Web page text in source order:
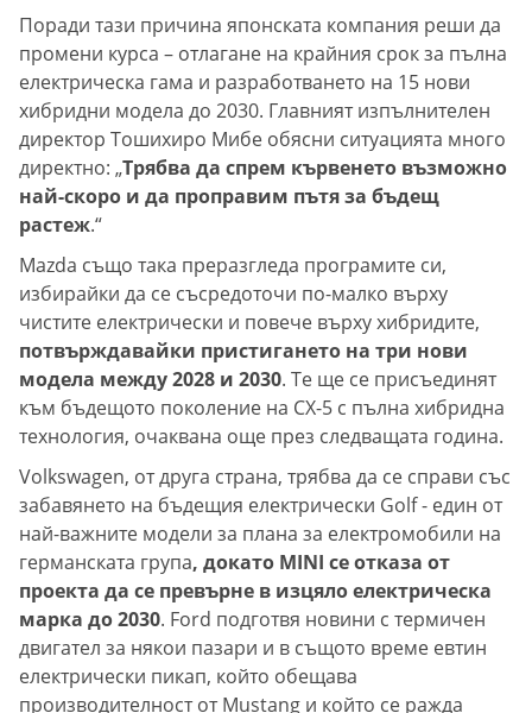
Поради тази причина японската компания реши да
промени курса – отлагане на крайния срок за пълна
електрическа гама и разработването на 15 нови
хибридни модела до 2030. Главният изпълнителен
директор Тошихиро Мибе обясни ситуацията много
директно: „Трябва да спрем кървенето възможно
най-скоро и да проправим пътя за бъдещ
растеж.“
Mazda също така преразгледа програмите си,
избирайки да се съсредоточи по-малко върху
чистите електрически и повече върху хибридите,
потвърждавайки пристигането на три нови
модела между 2028 и 2030. Те ще се присъединят
към бъдещото поколение на CX-5 с пълна хибридна
технология, очаквана още през следващата година.
Volkswagen, от друга страна, трябва да се справи със
забавянето на бъдещия електрически Golf - един от
най-важните модели за плана за електромобили на
германската група, докато MINI се отказа от
проекта да се превърне в изцяло електрическа
марка до 2030. Ford подготвя новини с термичен
двигател за някои пазари и в същото време евтин
електрически пикап, който обещава
производителност от Mustang и който се ражда